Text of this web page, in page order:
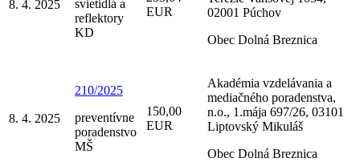
8. 4. 2025
svietidlá a
reflektory
KD
EUR
02001 Púchov
Obec Dolná Breznica
8. 4. 2025
210/2025
preventívne
poradenstvo
MŠ
150,00
EUR
Akadémia vzdelávania a
mediačného poradenstva,
n.o., 1.mája 697/26, 03101
Liptovský Mikuláš
Obec Dolná Breznica